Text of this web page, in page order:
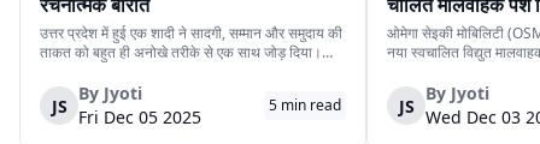
उत्तर प्रदेश में हुई एक शादी ने सादगी, सम्मान और समुदाय की
ताकत को बहुत ही अनोखे तरीके से एक साथ जोड़ दिया।
वाहन की व्यवस्था करने के लिये पर्याप्त साधन नहीं थे।
लेकिन दोस्ती की भावना ने उस...
JS
By Jyoti
Fri Dec 05 2025
5 min read
ओमेगा सेइकी मोबिलिटी
नया स्वचालित विद्युत
के स्वचालित यात्री संस्करण
लिये प्रस्तुत किया गया दूसरा
JS
By Jyoti
Wed Dec 03